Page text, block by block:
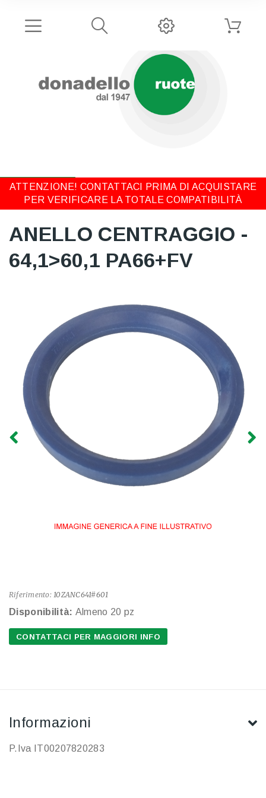
ATTENZIONE! CONTATTACI PRIMA DI ACQUISTARE
PER VERIFICARE LA TOTALE COMPATIBILITÀ
ANELLO CENTRAGGIO -
64,1>60,1 PA66+FV
Riferimento: 10ZANC641#601
Disponibilità: Almeno 20 pz
CONTATTACI PER MAGGIORI INFO
Informazioni
P.Iva IT00207820283